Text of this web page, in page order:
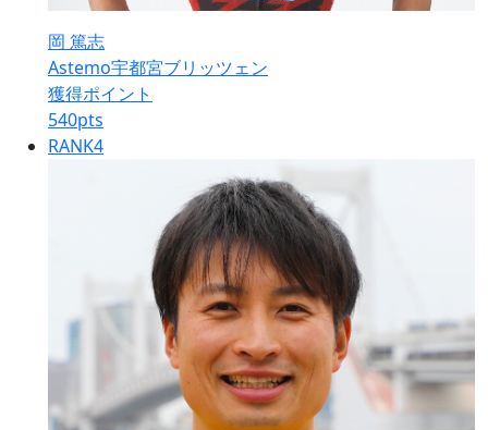
岡 篤志
Astemo宇都宮ブリッツェン
獲得ポイント
540pts
RANK4